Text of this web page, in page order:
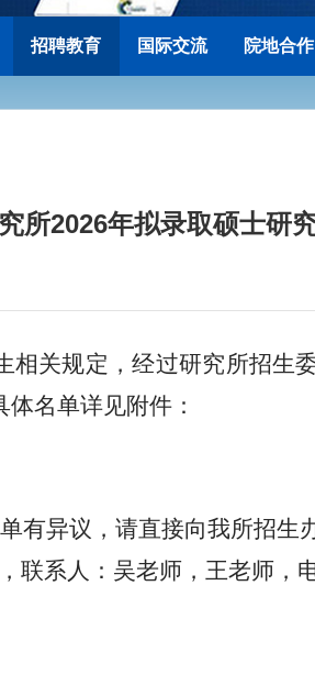
招聘教育 国际交流 院地合作
所2026年拟录取硕士研
相关规定，经过研究所招生
体名单详见附件 ：
有异议，请直接向我所招生
， 联系人： 吴老师，王老师，